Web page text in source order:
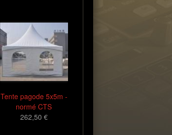
Tente pagode 5x5m -
normé CTS
262,50 €